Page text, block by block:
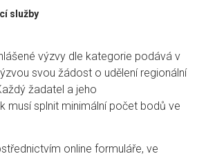
služby
výzvy dle kategorie podává v
svou žádost o udělení regionální
žadatel a jeho
musí splnit minimální počet bodů ve
online formuláře, ve